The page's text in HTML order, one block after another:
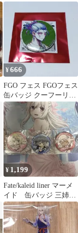
¥666
FGO フェス FGOフェス
缶バッジ クーフーリン
オルタ ③
¥ 1,199
Fate/kaleid liner マーメ
イド 缶バッジ 三姉妹
セットE賞